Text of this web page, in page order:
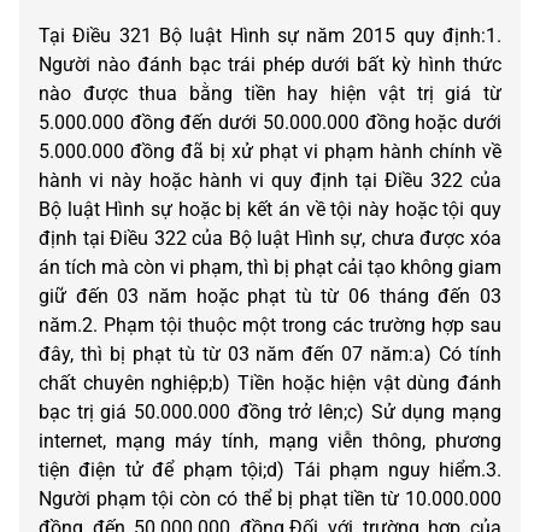
Tại Điều 321 Bộ luật Hình sự năm 2015 quy định:1.
Người nào đánh bạc trái phép dưới bất kỳ hình thức
nào được thua bằng tiền hay hiện vật trị giá từ
5.000.000 đồng đến dưới 50.000.000 đồng hoặc dưới
5.000.000 đồng đã bị xử phạt vi phạm hành chính về
hành vi này hoặc hành vi quy định tại Điều 322 của
Bộ luật Hình sự hoặc bị kết án về tội này hoặc tội quy
định tại Điều 322 của Bộ luật Hình sự, chưa được xóa
án tích mà còn vi phạm, thì bị phạt cải tạo không giam
giữ đến 03 năm hoặc phạt tù từ 06 tháng đến 03
năm.2. Phạm tội thuộc một trong các trường hợp sau
đây, thì bị phạt tù từ 03 năm đến 07 năm:a) Có tính
chất chuyên nghiệp;b) Tiền hoặc hiện vật dùng đánh
bạc trị giá 50.000.000 đồng trở lên;c) Sử dụng mạng
internet, mạng máy tính, mạng viễn thông, phương
tiện điện tử để phạm tội;d) Tái phạm nguy hiểm.3.
Người phạm tội còn có thể bị phạt tiền từ 10.000.000